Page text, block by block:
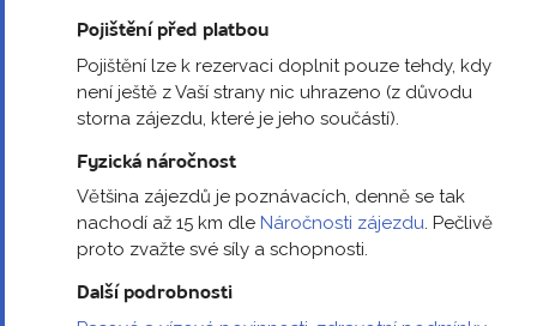
Pojištění před platbou
Pojištění lze k rezervaci doplnit pouze tehdy, kdy
není ještě z Vaší strany nic uhrazeno (z důvodu
storna zájezdu, které je jeho součástí).
Fyzická náročnost
Většina zájezdů je poznávacích, denně se tak
nachodí až 15 km dle Náročnosti zájezdu. Pečlivě
proto zvažte své síly a schopnosti.
Další podrobnosti